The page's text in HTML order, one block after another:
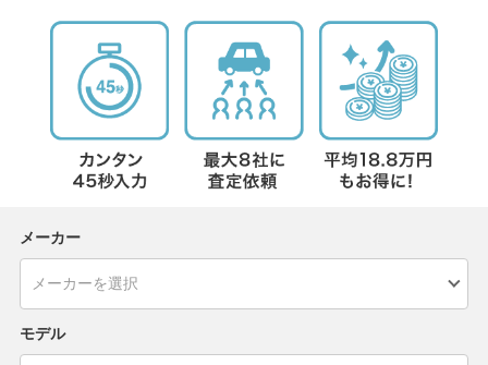
メーカー
モデル